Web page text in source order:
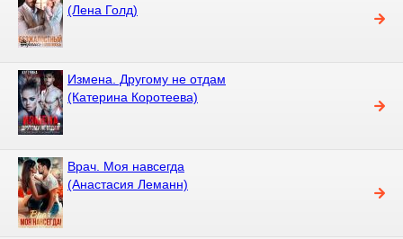
(Лена Голд)
Измена. Другому не отдам
(Катерина Коротеева)
Врач. Моя навсегда
(Анастасия Леманн)